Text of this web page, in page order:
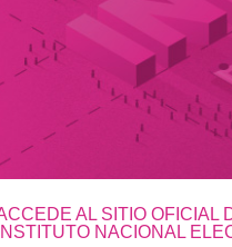
AL SITIO OFICIAL
INSTITUTO NACIONAL